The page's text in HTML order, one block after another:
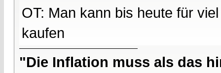
OT: Man kann bis heute für
kaufen
"Die Inflation muss als das